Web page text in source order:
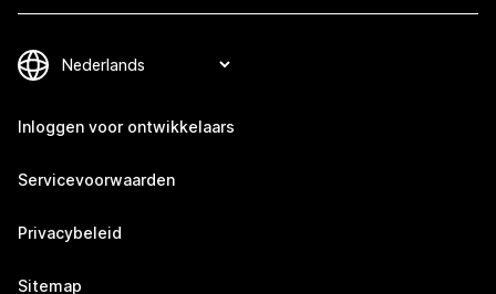
Inloggen voor ontwikkelaars
Servicevoorwaarden
Privacybeleid
Sitemap